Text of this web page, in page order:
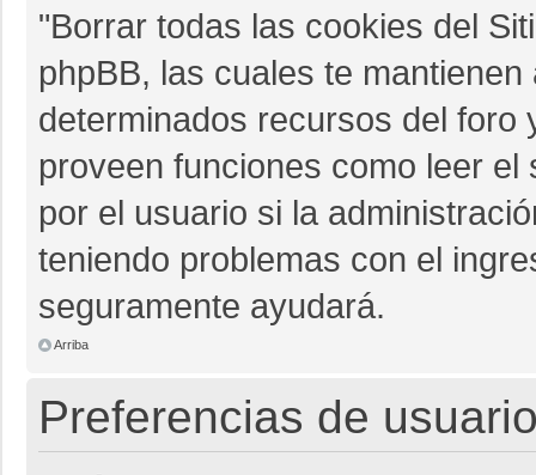
"Borrar todas las cookies del
phpBB, las cuales te
determinados recursos del foro
proveen funciones como leer
por el usuario si la
teniendo problemas con el
seguramente ayudará.
Arriba
Preferencias de